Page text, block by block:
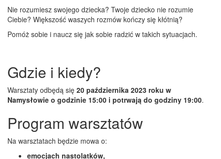
Nie rozumiesz swojego dziecka? Twoje dziecko nie rozumie
Ciebie? Większość waszych rozmów kończy się kłótnią?
Pomóż sobie i naucz się jak sobie radzić w takich sytuacjach.
Gdzie i kiedy?
Warsztaty odbędą się 20 października 2023 roku w
Namysłowie o godzinie 15:00 i potrwają do godziny 19:00.
Program warsztatów
Na warsztatach będzie mowa o:
emocjach nastolatków,